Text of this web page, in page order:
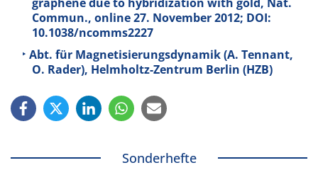
Commun., online 27. November 2012; DOI:
10.1038/ncomms2227
Abt. für Magnetisierungsdynamik (A. Tennant,
O. Rader), Helmholtz-Zentrum Berlin (HZB)
Sonderhefte